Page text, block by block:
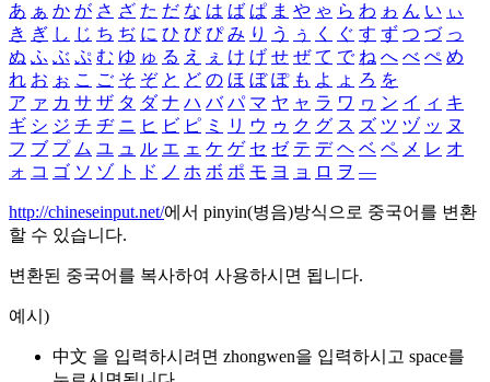
あ ぁ か が さ ざ た だ な は ば ぱ ま や ゃ ら わ ゎ ん い ぃ
き ぎ し じ ち ぢ に ひ び ぴ み り う ぅ く ぐ す ず つ づ っ
ぬ ふ ぶ ぷ む ゆ ゅ る え ぇ け げ せ ぜ て で ね へ べ ぺ め
れ お ぉ こ ご そ ぞ と ど の ほ ぼ ぽ も よ ょ ろ を
ア ァ カ サ ザ タ ダ ナ ハ バ パ マ ヤ ャ ラ ワ ヮ ン イ ィ キ
ギ シ ジ チ ヂ ニ ヒ ビ ピ ミ リ ウ ゥ ク グ ス ズ ツ ヅ ッ ヌ
フ ブ プ ム ユ ュ ル エ ェ ケ ゲ セ ゼ テ デ ヘ ベ ペ メ レ オ
ォ コ ゴ ソ ゾ ト ド ノ ホ ボ ポ モ ヨ ョ ロ ヲ ―
http://chineseinput.net/에서 pinyin(병음)방식으로 중국어를 변환
할 수 있습니다.
변환된 중국어를 복사하여 사용하시면 됩니다.
예시)
中文 을 입력하시려면 zhongwen을 입력하시고 space를